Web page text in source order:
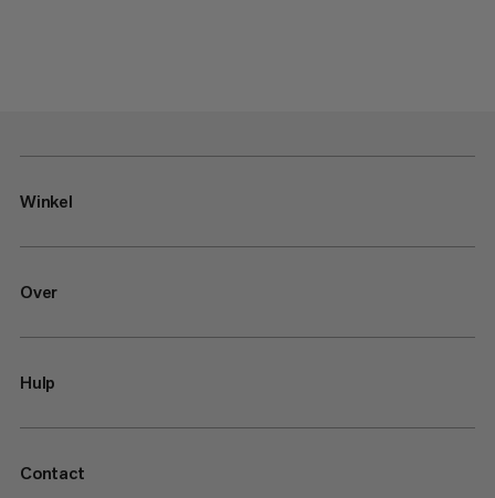
Winkel
Over
Hulp
Contact